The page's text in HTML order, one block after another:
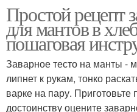
Простой рецепт
для мантов в
пошаговая
Заварное тесто на манты -
липнет к рукам, тонко
варке на пару.
достоинству оцените